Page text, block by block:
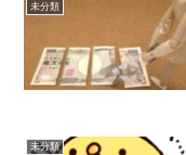
未分類
未分類